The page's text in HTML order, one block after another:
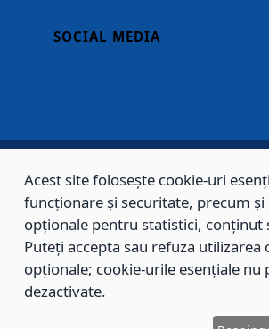
SOCIAL MEDIA
Copyright © 2002 - 2026 - PRIMĂRIA MUNICIPIULUI
rezervate.
Sitemap Contact
Acest site folosește cookie-uri
funcționare și securitate, precum și
opționale pentru statistici, conținut
Puteți accepta sau refuza utilizarea
opționale; cookie-urile esențiale nu
dezactivate.